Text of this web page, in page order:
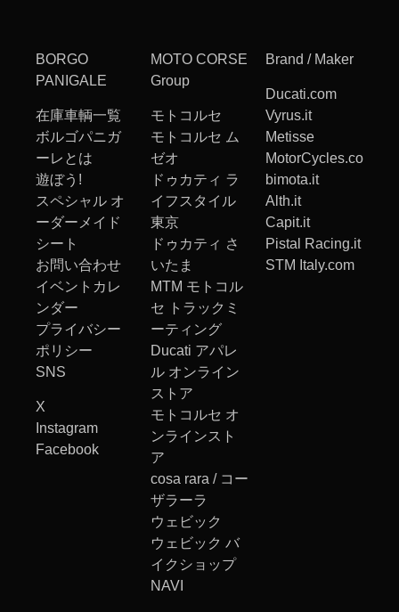
BORGO
PANIGALE
在庫車輌一覧
ボルゴパニガ
ーレとは
遊ぼう!
スペシャル オ
ーダーメイド
シート
お問い合わせ
イベントカレ
ンダー
プライバシー
ポリシー
SNS
X
Instagram
Facebook
MOTO CORSE
Group
モトコルセ
モトコルセ ム
ゼオ
ドゥカティ ラ
イフスタイル
東京
ドゥカティ さ
いたま
MTM モトコル
セ トラックミ
ーティング
Ducati アパレ
ル オンライン
ストア
モトコルセ オ
ンラインスト
ア
cosa rara / コー
ザラーラ
ウェビック
ウェビック バ
イクショップ
NAVI
Brand / Maker
Ducati.com
Vyrus.it
Metisse
MotorCycles.com
bimota.it
Alth.it
Capit.it
Pistal Racing.it
STM Italy.com